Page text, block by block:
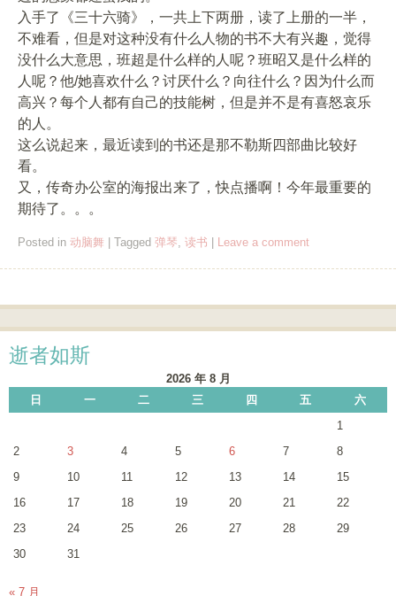
入手了《三十六骑》，一共上下两册，读了上册的一半，
不难看，但是对这种没有什么人物的书不大有兴趣，觉得
没什么大意思，班超是什么样的人呢？班昭又是什么样的
人呢？他/她喜欢什么？讨厌什么？向往什么？因为什么而
高兴？每个人都有自己的技能树，但是并不是有喜怒哀乐
的人。
这么说起来，最近读到的书还是那不勒斯四部曲比较好
看。
又，传奇办公室的海报出来了，快点播啊！今年最重要的
期待了。。。
Posted in 动脑舞 Tagged 弹琴, 读书 Leave a comment
Post navigation
逝者如斯
2026 年 8 月
日
一 二 三 四 五
六
1
2
3 4 5 6 7
8
9
10 11 12 13 14
15
16
17 18 19 20 21
22
23
24 25 26 27 28
29
30
31
« 7 月